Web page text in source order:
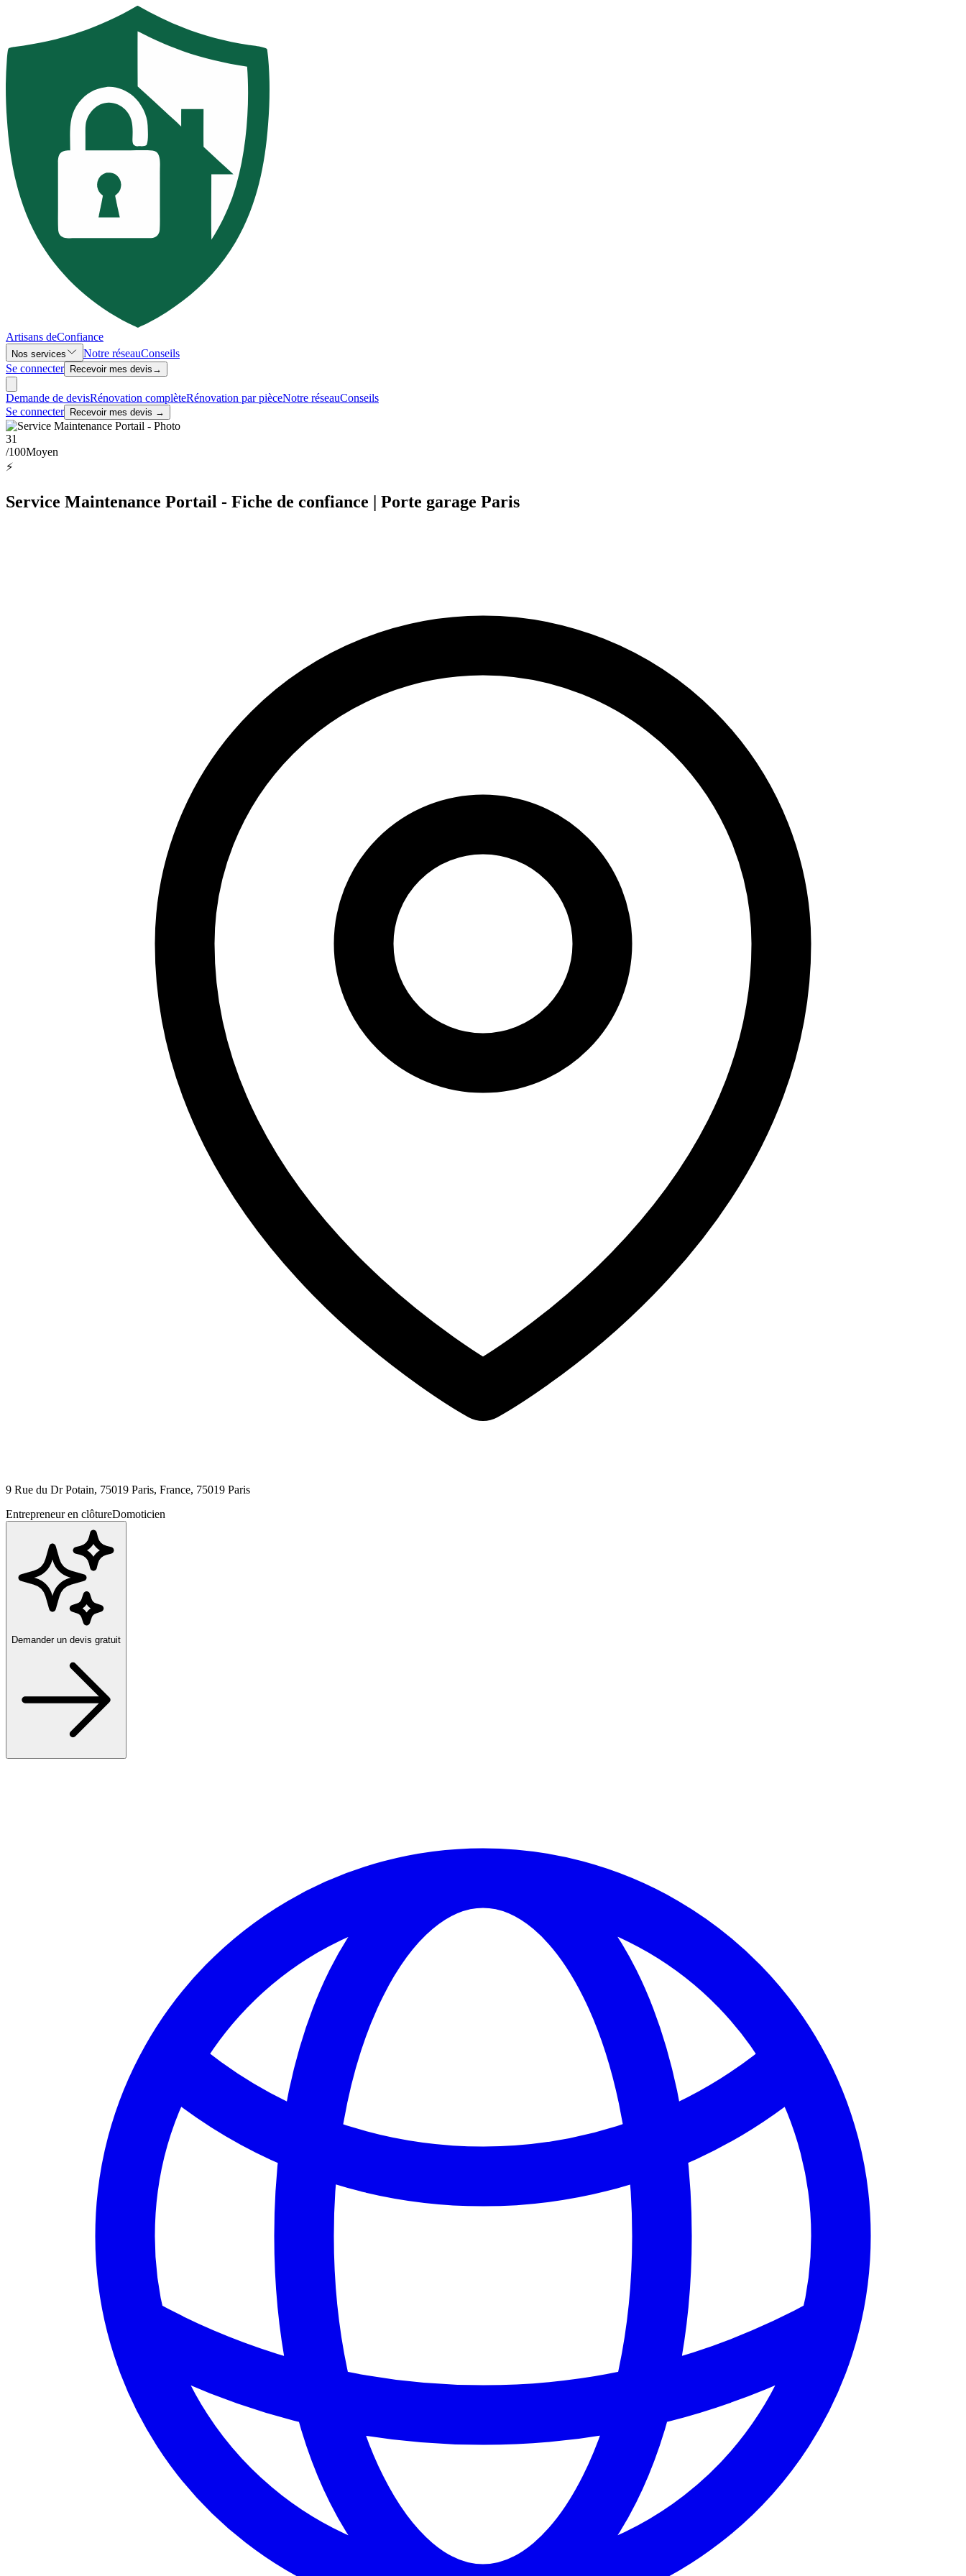
Artisans deConfiance
Nos services Notre réseauConseils
Se connecter
Recevoir mes devis →
Demande de devisRénovation complèteRénovation par pièceNotre réseauConseils
Se connecter
Recevoir mes devis →
31
/100Moyen
⚡
Service Maintenance Portail - Fiche de confiance | Porte garage Paris
9 Rue du Dr Potain, 75019 Paris, France, 75019 Paris
Entrepreneur en clôtureDomoticien
Demander un devis gratuit